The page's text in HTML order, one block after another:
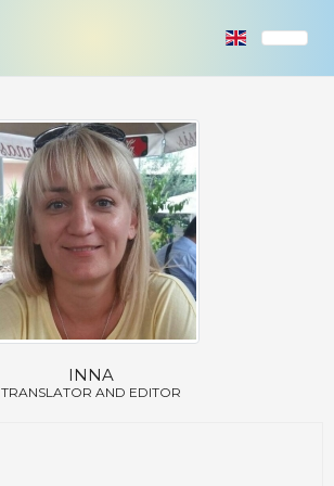
INNA
TRANSLATOR AND EDITOR